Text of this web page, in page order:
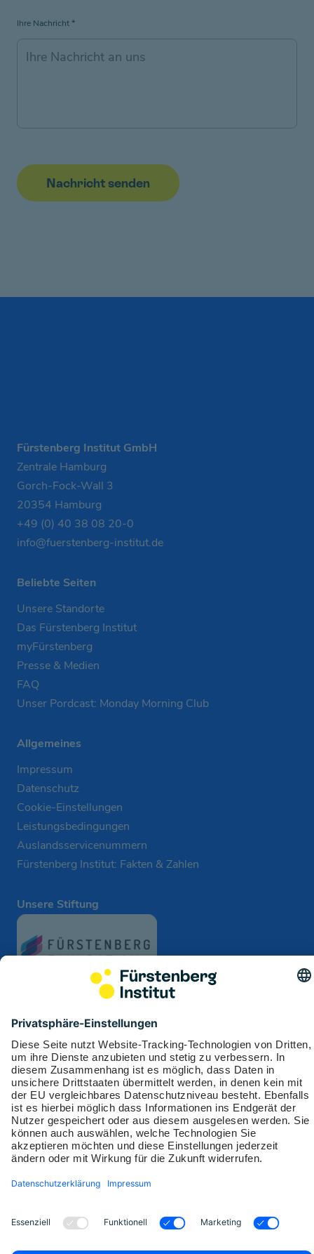
Ihre Nachricht*
Fürstenberg Institut GmbH
Zentrale Hamburg
Gorch-Fock-Wall 3
20354 Hamburg
+49 (0) 40 38 08 20-0
info@fuerstenberg-institut.de
Beliebte Seiten
Unsere Standorte
Das Fürstenberg Institut
myFürstenberg
Presse & Medien
FAQ
Unser Pordcast: Monday Morning Club
Allgemeines
Impressum
Datenschutz
Cookie-Einstellungen
Leistungsbedingungen
Auslandsservicenummern
Fürstenberg Institut: Fakten & Zahlen
Unsere Stiftung
Soziale Medien